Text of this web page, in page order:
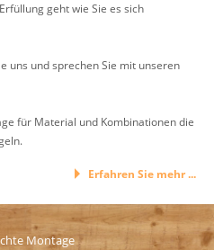
geht wie Sie es sich
uns und sprechen Sie mit unseren
für Material und Kombinationen die
Erfahren Sie mehr ...
Montage